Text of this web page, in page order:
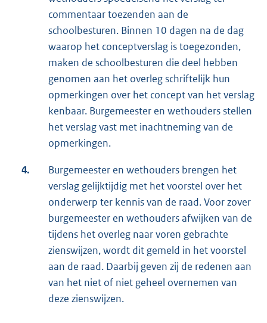
commentaar toezenden aan de
schoolbesturen. Binnen 10 dagen na de dag
waarop het conceptverslag is toegezonden,
maken de schoolbesturen die deel hebben
genomen aan het overleg schriftelijk hun
opmerkingen over het concept van het verslag
kenbaar. Burgemeester en wethouders stellen
het verslag vast met inachtneming van de
opmerkingen.
4.
Burgemeester en wethouders brengen het
verslag gelijktijdig met het voorstel over het
onderwerp ter kennis van de raad. Voor zover
burgemeester en wethouders afwijken van de
tijdens het overleg naar voren gebrachte
zienswijzen, wordt dit gemeld in het voorstel
aan de raad. Daarbij geven zij de redenen aan
van het niet of niet geheel overnemen van
deze zienswijzen.